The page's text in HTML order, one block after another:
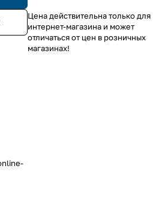
Цена действительна только для
интернет-магазина и может
отличаться от цен в розничных
магазинах!